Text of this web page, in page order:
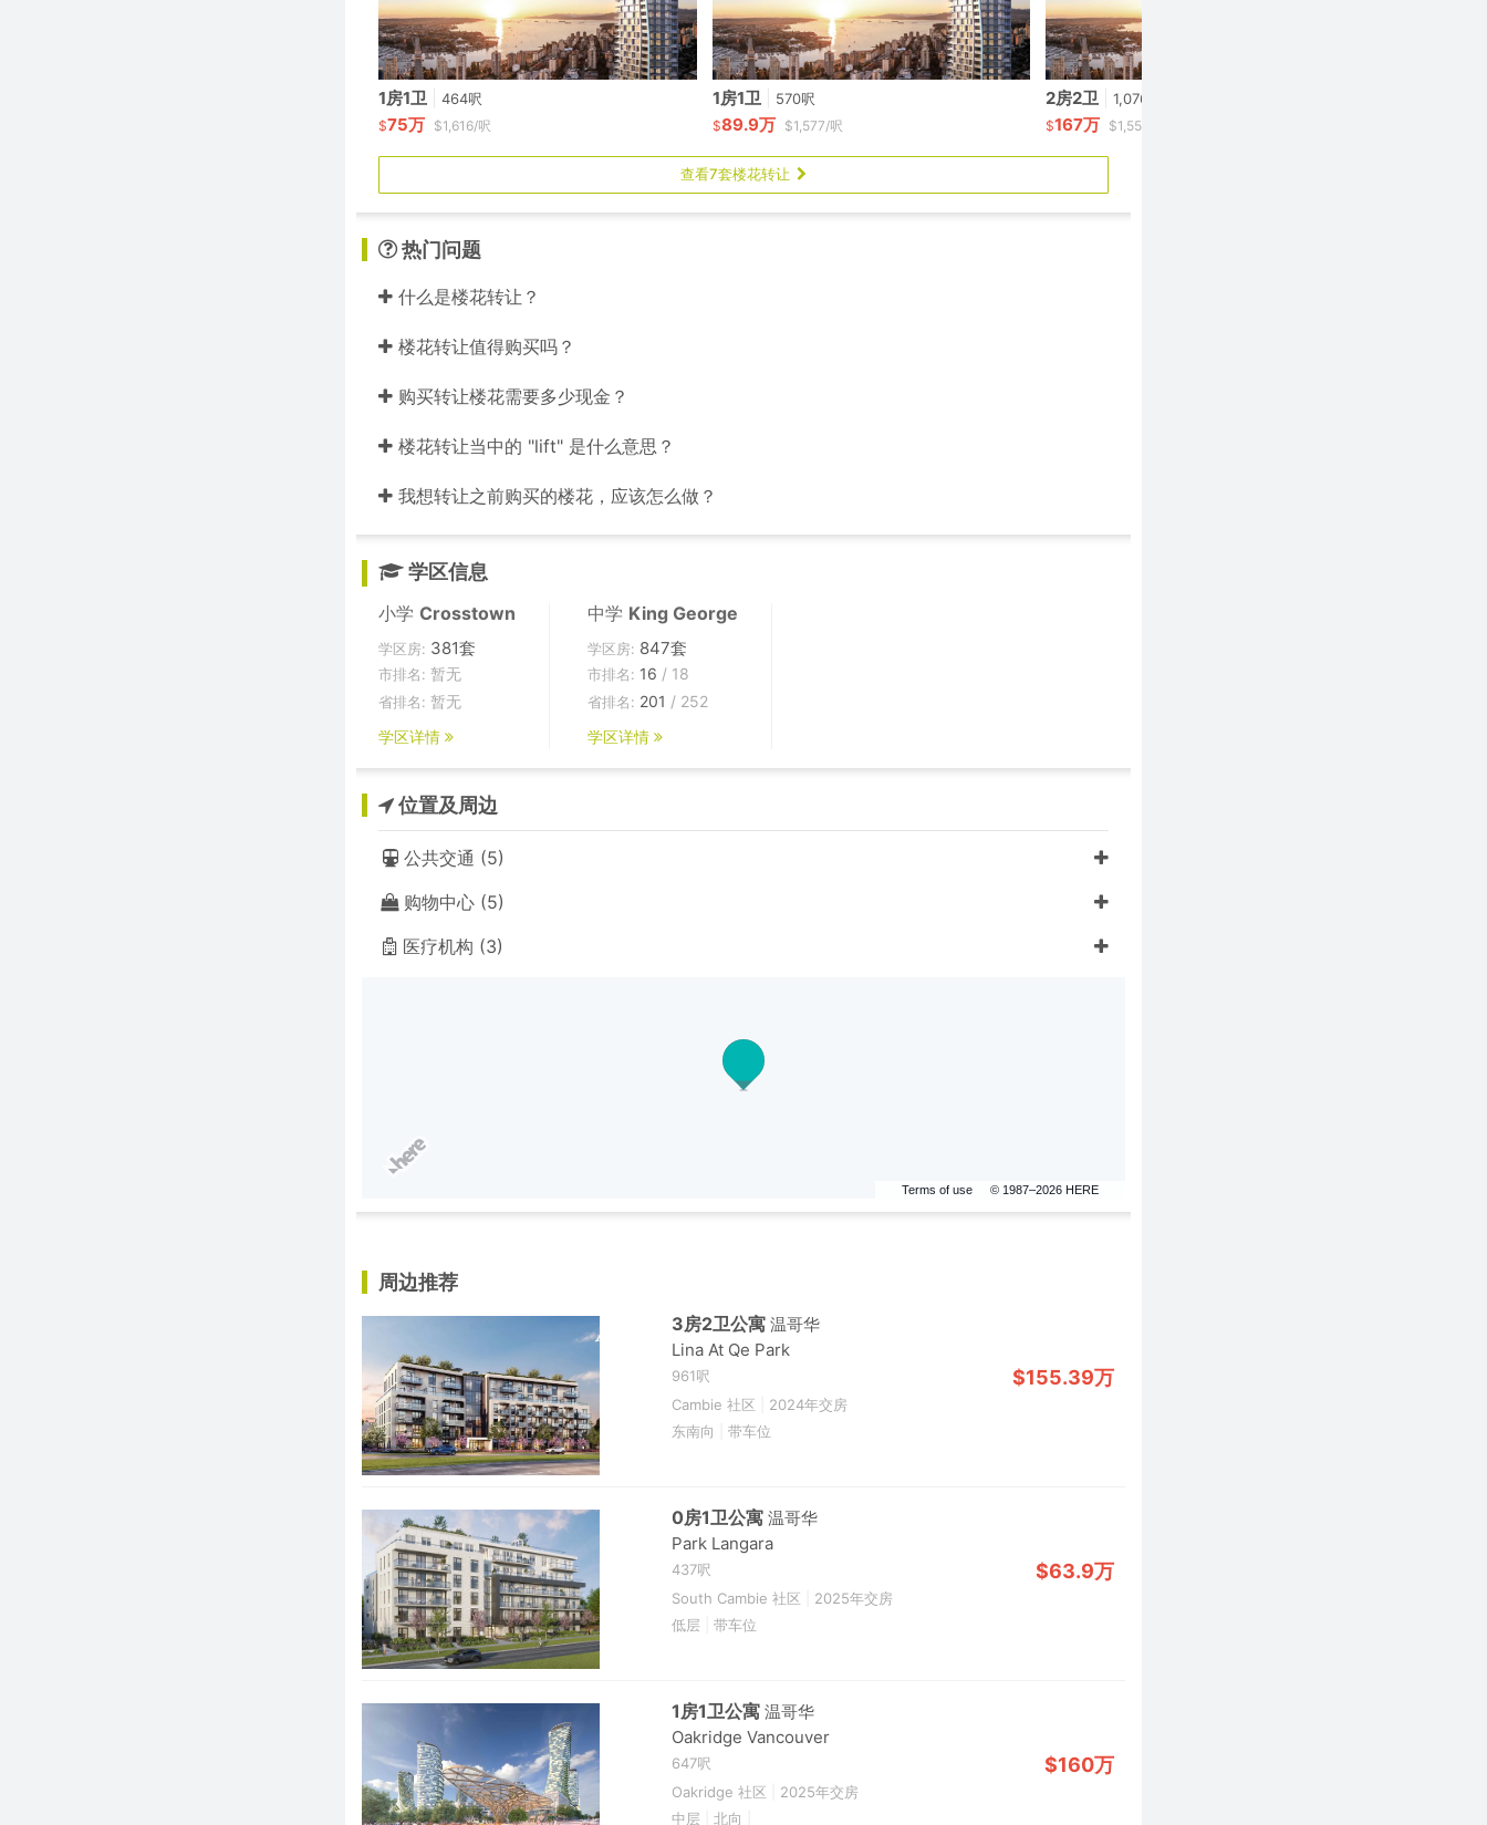
1房1卫 464呎
$75万 $1,616/呎
1房1卫 570呎
$89.9万 $1,577/呎
2房2卫 1,076呎
$167万 $1,552/呎
查看7套楼花转让
热门问题
什么是楼花转让？
楼花转让值得购买吗？
购买转让楼花需要多少现金？
楼花转让当中的 "lift" 是什么意思？
我想转让之前购买的楼花，应该怎么做？
学区信息
小学 Crosstown
学区房: 381套
市排名: 暂无
省排名: 暂无
学区详情
中学 King George
学区房: 847套
市排名: 16 / 18
省排名: 201 / 252
学区详情
位置及周边
公共交通 (5)
购物中心 (5)
医疗机构 (3)
Terms of use © 1987–2026 HERE
周边推荐
3房2卫公寓 温哥华
Lina At Qe Park
961呎 $155.39万
Cambie 社区
2024年交房
东南向
带车位
0房1卫公寓 温哥华
Park Langara
437呎 $63.9万
South Cambie 社区
2025年交房
低层
带车位
1房1卫公寓 温哥华
Oakridge Vancouver
647呎 $160万
Oakridge 社区
2025年交房
中层
北向